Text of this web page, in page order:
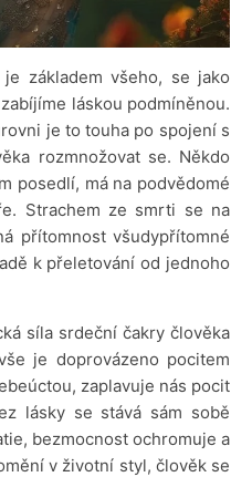
základem všeho, se jako
láskou podmíněnou.
je to touha po spojení s
rozmnožovat se. Někdo
posedlí, má na podvědomé
Strachem ze smrti se na
přítomnost všudypřítomné
k přeletování od jednoho
síla srdeční čakry člověka
je doprovázeno pocitem
zaplavuje nás pocit
lásky se stává sám sobě
bezmocnost ochromuje a
v životní styl, člověk se